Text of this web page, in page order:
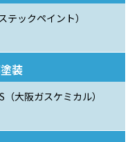
ックペイント）
装
大阪ガスケミカル）